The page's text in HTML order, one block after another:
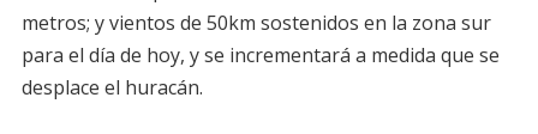
metros; y vientos de 50km sostenidos en la zona sur
para el día de hoy, y se incrementará a medida que se
desplace el huracán.